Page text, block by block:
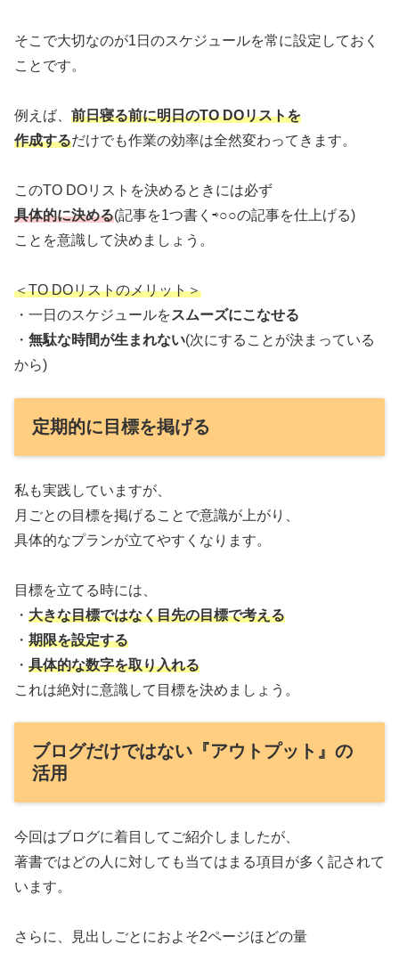
そこで大切なのが1日のスケジュールを常に設定しておく
ことです。
例えば、 前日寝る前に明日のTO DOリストを
作成するだけでも作業の効率は全然変わってきます。
このTO DOリストを決めるときには必ず
具体的に決める(記事を1つ書く⇨○○の記事を仕上げる)
ことを意識して決めましょう。
＜TO DOリストのメリット＞
・一日のスケジュールをスムーズにこなせる
・ 無駄な時間が生まれない(次にすることが決まっている
から)
定期的に目標を掲げる
私も実践していますが、
月ごとの目標を掲げることで意識が上がり、
具体的なプランが立てやすくなります。
目標を立てる時には、
・ 大きな目標ではなく目先の目標で考える
・ 期限を設定する
・ 具体的な数字を取り入れる
これは絶対に意識して目標を決めましょう。
ブログだけではない『アウトプット』の
活用
今回はブログに着目してご紹介しましたが、
著書ではどの人に対しても当てはまる項目が多く記されて
います。
さらに、見出しごとにおよそ2ページほどの量